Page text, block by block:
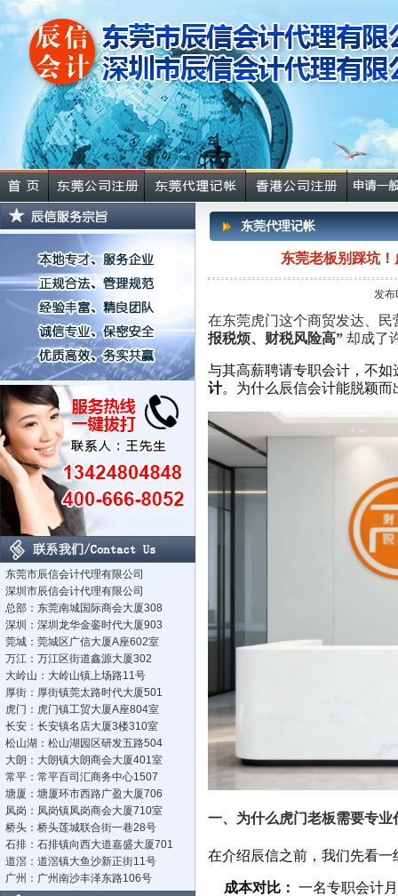
东莞市辰信会计代理有限公司
深圳市辰信会计代理有限公司
总部：东莞南城国际商会大厦308
深圳：深圳龙华金銮时代大厦903
莞城：莞城区广信大厦A座602室
万江：万江区街道鑫源大厦302
大岭山：大岭山镇上场路11号
厚街：厚街镇莞太路时代大厦501
虎门：虎门镇工贸大厦A座804室
长安：长安镇名店大厦3楼310室
松山湖：松山湖园区研发五路504
大朗：大朗镇大朗商会大厦401室
常平：常平百司汇商务中心1507
塘厦：塘厦环市西路广盈大厦706
凤岗：凤岗镇凤岗商会大厦710室
桥头：桥头莲城联合街一巷28号
石排：石排镇向西大道嘉盛大厦701
道滘：道滘镇大鱼沙新正街11号
广州：广州南沙丰泽东路106号
东莞代理记帐
东莞老板别踩坑
发
在东莞虎门这个商贸发达、
报税烦、财税风险高”却成了
与其高薪聘请专职会计，不
计。为什么辰信会计能脱颖
一、为什么虎门老板需要专业
在介绍辰信之前，我们先看一
成本对比： 一名专职会计